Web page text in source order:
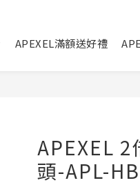
APEXEL滿額送好禮
APEXEL
頭-APL-
一年!
立即逛逛